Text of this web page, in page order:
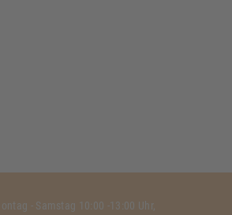
- Samstag 10:00 -13:00 Uhr,